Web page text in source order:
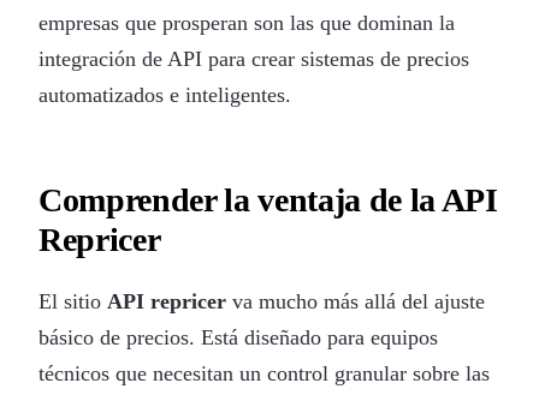
empresas que prosperan son las que dominan la
integración de API para crear sistemas de precios
automatizados e inteligentes.
Comprender la ventaja de la API
Repricer
El sitio API repricer va mucho más allá del ajuste
básico de precios. Está diseñado para equipos
técnicos que necesitan un control granular sobre las